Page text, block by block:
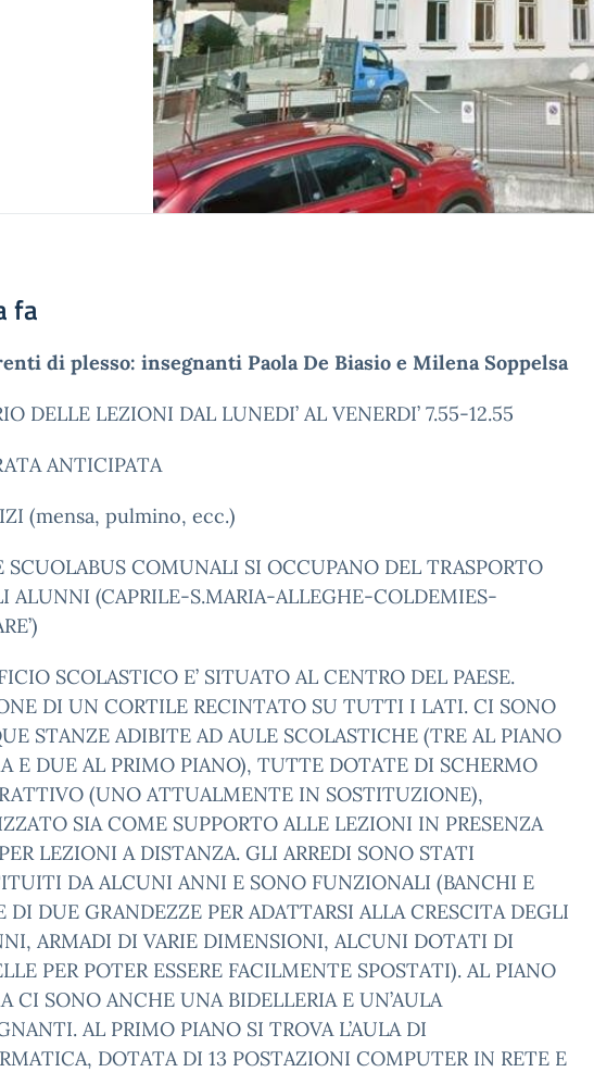
fa
di plesso: insegnanti Paola De Biasio e Milena Soppelsa
DELLE LEZIONI DAL LUNEDI’ AL VENERDI’ 7.55-12.55
ANTICIPATA
(mensa, pulmino, ecc.)
SCUOLABUS COMUNALI SI OCCUPANO DEL TRASPORTO
ALUNNI (CAPRILE-S.MARIA-ALLEGHE-COLDEMIES-
SCOLASTICO E’ SITUATO AL CENTRO DEL PAESE.
DI UN CORTILE RECINTATO SU TUTTI I LATI. CI SONO
STANZE ADIBITE AD AULE SCOLASTICHE (TRE AL PIANO
E DUE AL PRIMO PIANO), TUTTE DOTATE DI SCHERMO
(UNO ATTUALMENTE IN SOSTITUZIONE),
SIA COME SUPPORTO ALLE LEZIONI IN PRESENZA
LEZIONI A DISTANZA. GLI ARREDI SONO STATI
DA ALCUNI ANNI E SONO FUNZIONALI (BANCHI E
DI DUE GRANDEZZE PER ADATTARSI ALLA CRESCITA DEGLI
ARMADI DI VARIE DIMENSIONI, ALCUNI DOTATI DI
PER POTER ESSERE FACILMENTE SPOSTATI). AL PIANO
CI SONO ANCHE UNA BIDELLERIA E UN’AULA
AL PRIMO PIANO SI TROVA L’AULA DI
DOTATA DI 13 POSTAZIONI COMPUTER IN RETE E